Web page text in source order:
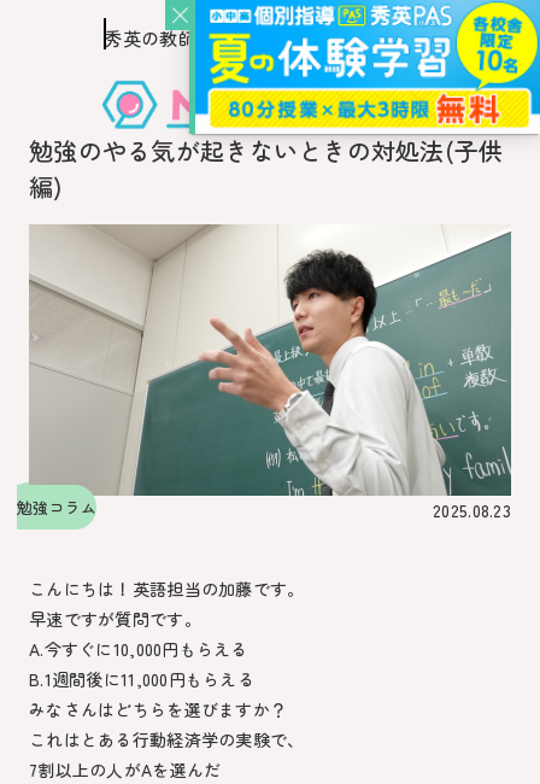
このページの本文へ移動
秀英の教師を知り、
秀英の教師から教わるウェブ・メディア
勉強のやる気が起きないときの対処法(子供
編)
勉強コラム 2025.08.23
こんにちは！英語担当の加藤です。
早速ですが質問です。
A.今すぐに10,000円もらえる
B.1週間後に11,000円もらえる
みなさんはどちらを選びますか？
これはとある行動経済学の実験で、
7割以上の人がAを選んだ